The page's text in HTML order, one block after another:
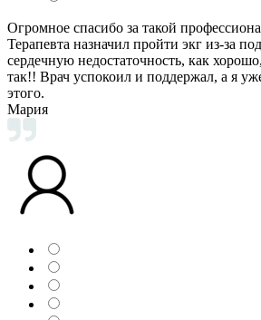
Огромное спасибо за такой
Терапевта назначил пройти экг из-за
сердечную недостаточность, как
так!! Врач успокоил и поддержал, а я
этого.
Мария